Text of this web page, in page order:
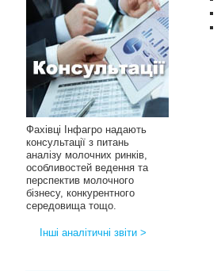
Фахівці Інфагро надають
консультації з питань
аналізу молочних ринків,
особливостей ведення та
перспектив молочного
бізнесу, конкурентного
середовища тощо.
Інші аналітичні звіти >